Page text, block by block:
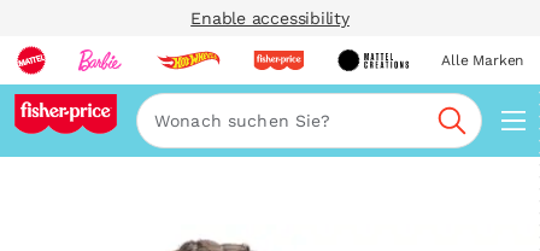
Enable accessibility
Alle Marken
Suche